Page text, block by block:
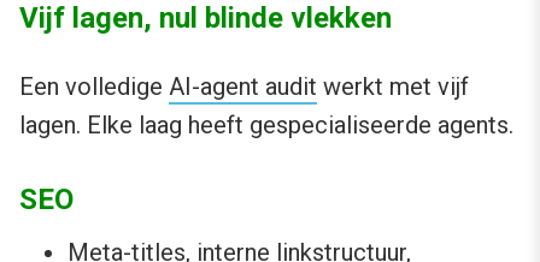
Vijf lagen, nul blinde vlekken
Een volledige AI-agent audit werkt met vijf
lagen. Elke laag heeft gespecialiseerde agents.
SEO
Meta-titles, interne linkstructuur,